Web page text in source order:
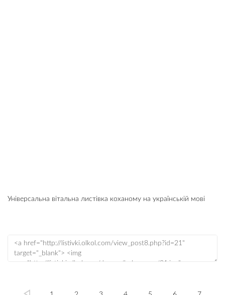
Універсальна вітальна листівка коханому на українській мові